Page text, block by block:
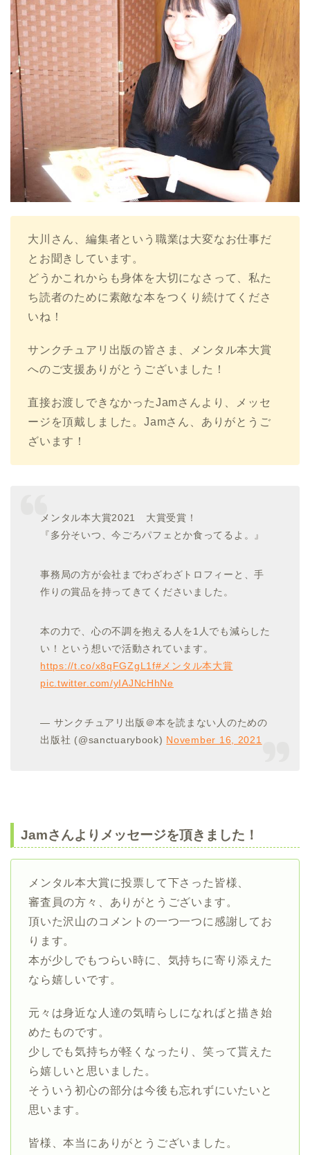
大川さん、編集者という職業は大変なお仕事だ
とお聞きしています。
どうかこれからも身体を大切になさって、私た
ち読者のために素敵な本をつくり続けてくださ
いね！
サンクチュアリ出版の皆さま、メンタル本大賞
へのご支援ありがとうございました！
直接お渡しできなかったJamさんより、メッセ
ージを頂戴しました。Jamさん、ありがとうご
ざいます！
メンタル本大賞2021 大賞受賞！
『多分そいつ、今ごろパフェとか食ってるよ。』
事務局の方が会社までわざわざトロフィーと、手
作りの賞品を持ってきてくださいました。
本の力で、心の不調を抱える人を1人でも減らした
い！という想いで活動されています。
https://t.co/x8qFGZgL1f#メンタル本大賞
pic.twitter.com/yIAJNcHhNe
— サンクチュアリ出版＠本を読まない人のための
出版社 (@sanctuarybook) November 16, 2021
Jamさんよりメッセージを頂きました！
メンタル本大賞に投票して下さった皆様、
審査員の方々、ありがとうございます。
頂いた沢山のコメントの一つ一つに感謝してお
ります。
本が少しでもつらい時に、気持ちに寄り添えた
なら嬉しいです。
元々は身近な人達の気晴らしになればと描き始
めたものです。
少しでも気持ちが軽くなったり、笑って貰えた
ら嬉しいと思いました。
そういう初心の部分は今後も忘れずにいたいと
思います。
皆様、本当にありがとうございました。